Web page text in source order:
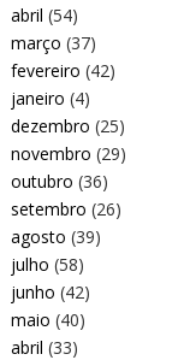
abril (54)
março (37)
fevereiro (42)
janeiro (4)
dezembro (25)
novembro (29)
outubro (36)
setembro (26)
agosto (39)
julho (58)
junho (42)
maio (40)
abril (33)